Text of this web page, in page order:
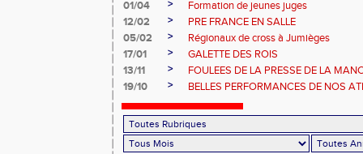
01/04
>
Formation de jeunes juges
12/02
>
PRE FRANCE EN SALLE
05/02
>
Régionaux de cross à Jumièges
17/01
>
GALETTE DES ROIS
13/11
>
FOULEES DE LA PRESSE DE LA
19/10
> BELLES PERFORMANCES DE NOS